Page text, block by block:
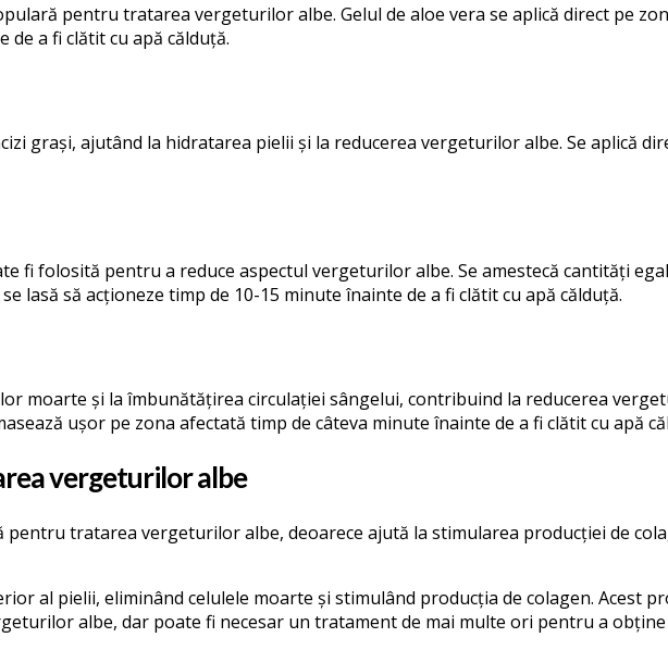
pentru tratarea vergeturilor albe. Gelul de aloe vera se aplică direct pe
a fi clătit cu apă călduță.
grași, ajutând la hidratarea pielii și la reducerea vergeturilor albe. Se aplică
fi folosită pentru a reduce aspectul vergeturilor albe. Se amestecă cantități
lasă să acționeze timp de 10-15 minute înainte de a fi clătit cu apă călduță.
moarte și la îmbunătățirea circulației sângelui, contribuind la reducerea
ușor pe zona afectată timp de câteva minute înainte de a fi clătit cu apă
vergeturilor albe
tratarea vergeturilor albe, deoarece ajută la stimularea producției de
al pielii, eliminând celulele moarte și stimulând producția de colagen. Acest
albe, dar poate fi necesar un tratament de mai multe ori pentru a